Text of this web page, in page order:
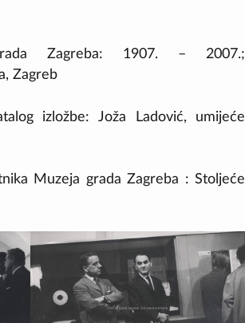
Zagreba: 1907. – 2007.;
Zagreb
izložbe: Joža Ladović, umijeće
Muzeja grada Zagreba : Stoljeće